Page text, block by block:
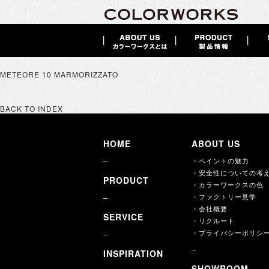
METEORE 10 MARMORIZZATO
BACK TO INDEX
HOME
PRODUCT
SERVICE
INSPIRATION
ABOUT US
・ペイントの魅力
・安全性についての考
・カラーワークスの色
・ファクトリー見学
・会社概要
・リクルート
・プライバシーポリシ